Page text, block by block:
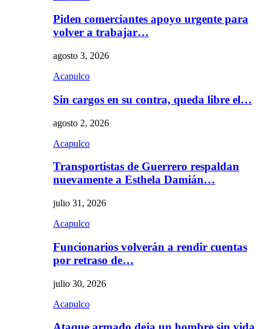
Piden comerciantes apoyo urgente para
volver a trabajar…
agosto 3, 2026
Acapulco
Sin cargos en su contra, queda libre el…
agosto 2, 2026
Acapulco
Transportistas de Guerrero respaldan
nuevamente a Esthela Damián…
julio 31, 2026
Acapulco
Funcionarios volverán a rendir cuentas
por retraso de…
julio 30, 2026
Acapulco